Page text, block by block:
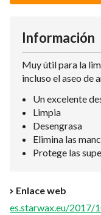
Información
Muy útil para la
incluso el aseo de
Un excelente
Limpia
Desengrasa
Elimina las
Protege las
Enlace web
es.starwax.eu/2017/